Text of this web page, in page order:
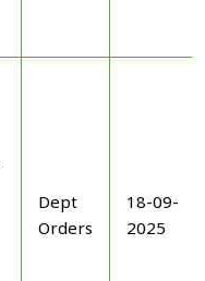
Dept
Orders
18-09-
2025